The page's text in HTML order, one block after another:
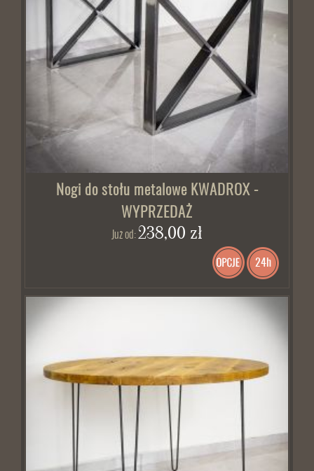
Nogi do stołu metalowe KWADROX -
WYPRZEDAŻ
Już od:238,00 zł
24h